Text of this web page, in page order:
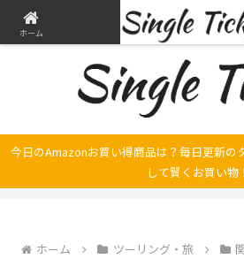
ヤマハ SRX250とFilano115、スバル エクシー
今日のAmazonお買い得商品は？毎日更新の
して賢くお買い物
ホーム ツーリング・旅
ホーム